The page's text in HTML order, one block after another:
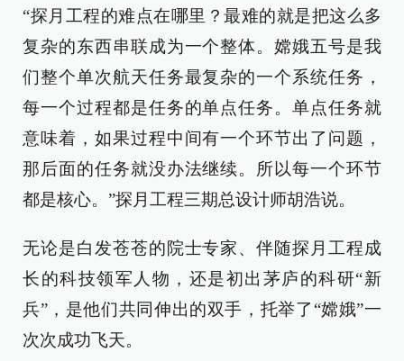
“探月工程的难点在哪里？最难的就是把这么多
复杂的东西串联成为一个整体。嫦娥五号是我
们整个单次航天任务最复杂的一个系统任务，
每一个过程都是任务的单点任务。单点任务就
意味着，如果过程中间有一个环节出了问题，
那后面的任务就没办法继续。所以每一个环节
都是核心。”探月工程三期总设计师胡浩说。
无论是白发苍苍的院士专家、伴随探月工程成
长的科技领军人物，还是初出茅庐的科研“新
兵”，是他们共同伸出的双手，托举了“嫦娥”一
次次成功飞天。